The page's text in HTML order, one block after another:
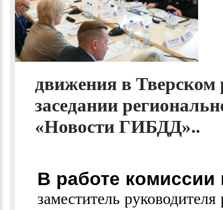
движения в Тверском
заседании
«Новости ГИБДД»..
В работе
заместитель